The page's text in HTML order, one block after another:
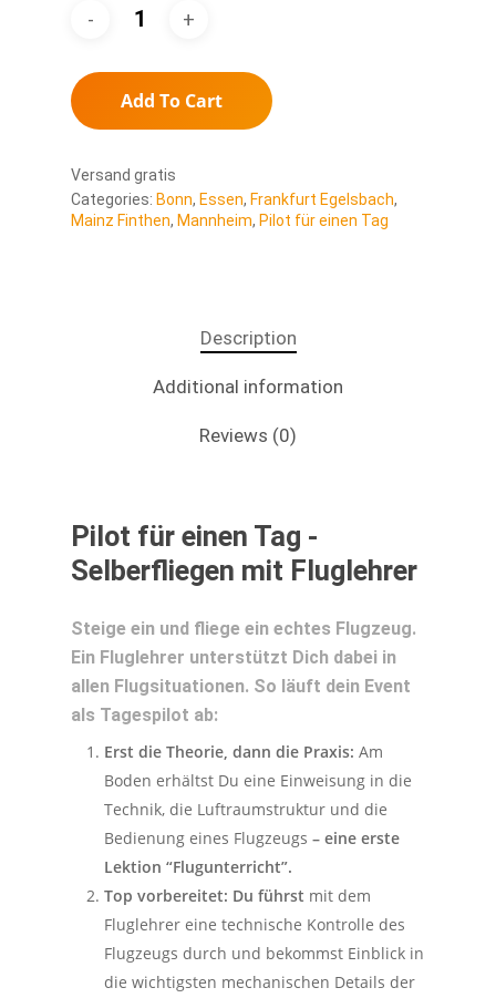
Add To Cart
Versand gratis
Categories: Bonn, Essen, Frankfurt Egelsbach,
Mainz Finthen, Mannheim, Pilot für einen Tag
Description
Additional information
Reviews (0)
Pilot für einen Tag -
Selberfliegen mit Fluglehrer
Steige ein und fliege ein echtes Flugzeug.
Ein Fluglehrer unterstützt Dich dabei in
allen Flugsituationen. So läuft dein Event
als Tagespilot ab:
Erst die Theorie, dann die Praxis: Am
Boden erhältst Du eine Einweisung in die
Technik, die Luftraumstruktur und die
Bedienung eines Flugzeugs – eine erste
Lektion “Flugunterricht”.
Top vorbereitet: Du führst mit dem
Fluglehrer eine technische Kontrolle des
Flugzeugs durch und bekommst Einblick in
die wichtigsten mechanischen Details der